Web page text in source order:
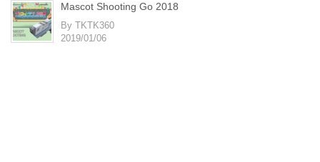
Mascot Shooting Go 2018
By TKTK360
2019/01/06